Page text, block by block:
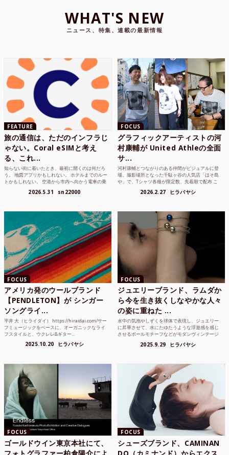
WHAT'S NEW
ニュース、特集、連載の最新情報
FEATURE
旅の通信は、ただのインフラじ
ゃない。Coral eSIMと考え
る、これ...
知らない街に着いたとき、最初に開くのは何だろ
う。 地図アプリかもしれない。 ホテルまでのルー
トかもしれない。 空港から市内へ向かう電車の乗
2026.5.31 sn22000
FOCUS
グラフィックアーティストの河
村康輔が United Athleの全面
サ...
河村康輔とつながりのある仲間がビジュアルに登
場。撮影場所となった千駄ヶ谷の人気店「ほそ島
や」で、Tシャツ各種が限定数、先着順で配布 こ
2026.2.27 ヒラバヤシ
FOCUS
アメリカ発のウールブランド
【PENDLETON】が シンガー
ソングライ...
平井 大（ヒライダイ） https://hiraidai.com/サー
フミュージックをベースに、オーガニックなライ
フスタイルと、ウクレレ&ギター...
2025.10.20 ヒラバヤシ
FOCUS
ジュエリーブランド、ラムダか
ら今を生き抜くしなやかな人々
の姿に重ねた ...
水中の気泡やしずくを球体で表現し、ジュエリー
に昇華させて、水にたゆたうような浮遊感を感じ
させるボールモチーフなどがモダンヴィンテージ
2025.9.29 ヒラバヤシ
FOCUS
ゴールドウイン東京本社にて、
フォトグラファー柏倉陽介によ
FOCUS
シューズブランド、CAMINAN
DO（カミナンド）からエクス